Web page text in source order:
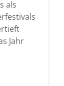
als
Jahr